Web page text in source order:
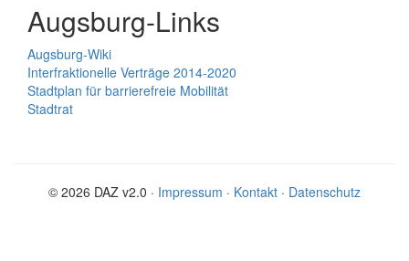
Augsburg-Links
Augsburg-Wiki
Interfraktionelle Verträge 2014-2020
Stadtplan für barrierefreie Mobilität
Stadtrat
© 2026 DAZ v2.0 · Impressum · Kontakt · Datenschutz